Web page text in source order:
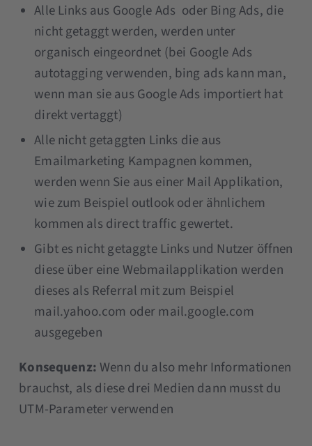
Alle Links aus Google Ads oder Bing Ads, die
nicht getaggt werden, werden unter
organisch eingeordnet (bei Google Ads
autotagging verwenden, bing ads kann man,
wenn man sie aus Google Ads importiert hat
direkt vertaggt)
Alle nicht getaggten Links die aus
Emailmarketing Kampagnen kommen,
werden wenn Sie aus einer Mail Applikation,
wie zum Beispiel outlook oder ähnlichem
kommen als direct traffic gewertet.
Gibt es nicht getaggte Links und Nutzer öffnen
diese über eine Webmailapplikation werden
dieses als Referral mit zum Beispiel
mail.yahoo.com oder mail.google.com
ausgegeben
Konsequenz:Wenn du also mehr Informationen
brauchst, als diese drei Medien dann musst du
UTM-Parameter verwenden